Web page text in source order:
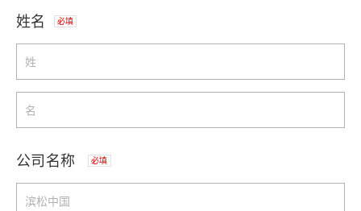
姓名 必填
公司名称 必填